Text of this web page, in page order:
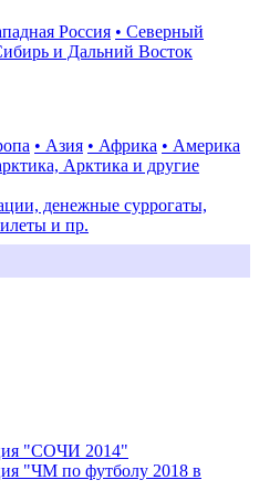
Россия • Северный
и Дальний Восток
• Азия • Африка • Америка
Арктика и другие
денежные суррогаты,
и пр.
"СОЧИ 2014"
"ЧМ по футболу 2018 в